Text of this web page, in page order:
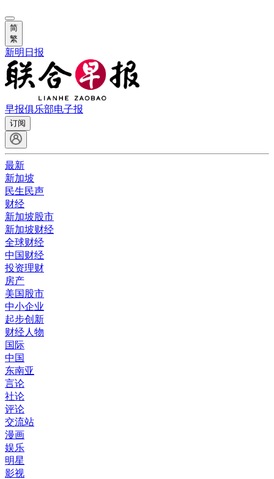
简
繁
新明日报
早报俱乐部电子报
订阅
最新
新加坡
民生民声
财经
新加坡股市
新加坡财经
全球财经
中国财经
投资理财
房产
美国股市
中小企业
起步创新
财经人物
国际
中国
东南亚
言论
社论
评论
交流站
漫画
娱乐
明星
影视